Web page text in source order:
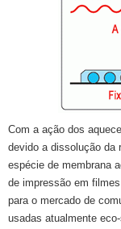
Com a ação dos
devido a dissolução da
espécie de membrana
de impressão em
para o mercado de
usadas atualmente